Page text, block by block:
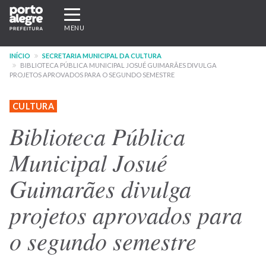
Pular
para
conteúdo
principal
Expandir/recolher
navegação
MENU
INÍCIO
SECRETARIA MUNICIPAL DA CULTURA
BIBLIOTECA PÚBLICA MUNICIPAL JOSUÉ GUIMARÃES DIVULGA
PROJETOS APROVADOS PARA O SEGUNDO SEMESTRE
CULTURA
Biblioteca Pública
Municipal Josué
Guimarães divulga
projetos aprovados para
o segundo semestre